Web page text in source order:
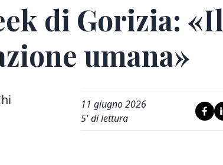
di Gorizia: «Il
umana»
11 giugno 2026
5' di lettura